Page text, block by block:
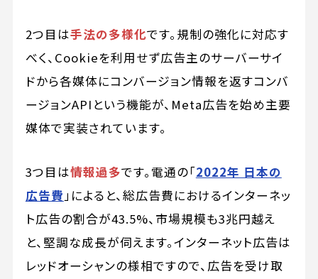
2つ目は手法の多様化です。規制の強化に対応す
べく、Cookieを利用せず広告主のサーバーサイ
ドから各媒体にコンバージョン情報を返すコンバ
ージョンAPIという機能が、Meta広告を始め主要
媒体で実装されています。
3つ目は情報過多です。電通の「2022年 日本の
広告費」によると、総広告費におけるインターネッ
ト広告の割合が43.5%、市場規模も3兆円越え
と、堅調な成長が伺えます。インターネット広告は
レッドオーシャンの様相ですので、広告を受け取